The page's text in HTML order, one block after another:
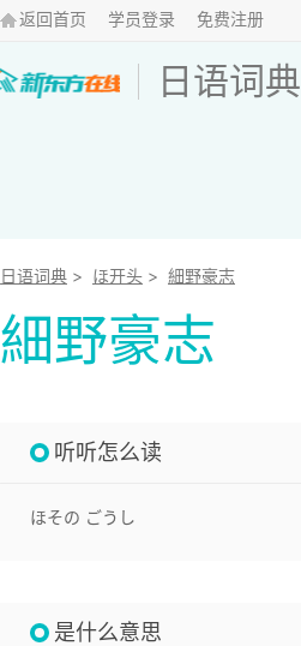
返回首页 学员登录 免费注册
日语词典
日语词典 > ほ开头 > 細野豪志
細野豪志
听听怎么读
ほその ごうし
是什么意思